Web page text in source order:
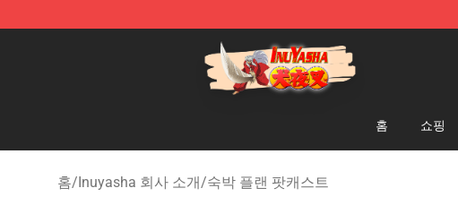
Inuyasha Store - Official Inuyasha Merchandise Shop
홈 쇼핑
홈/Inuyasha 회사 소개/숙박 플랜 팟캐스트